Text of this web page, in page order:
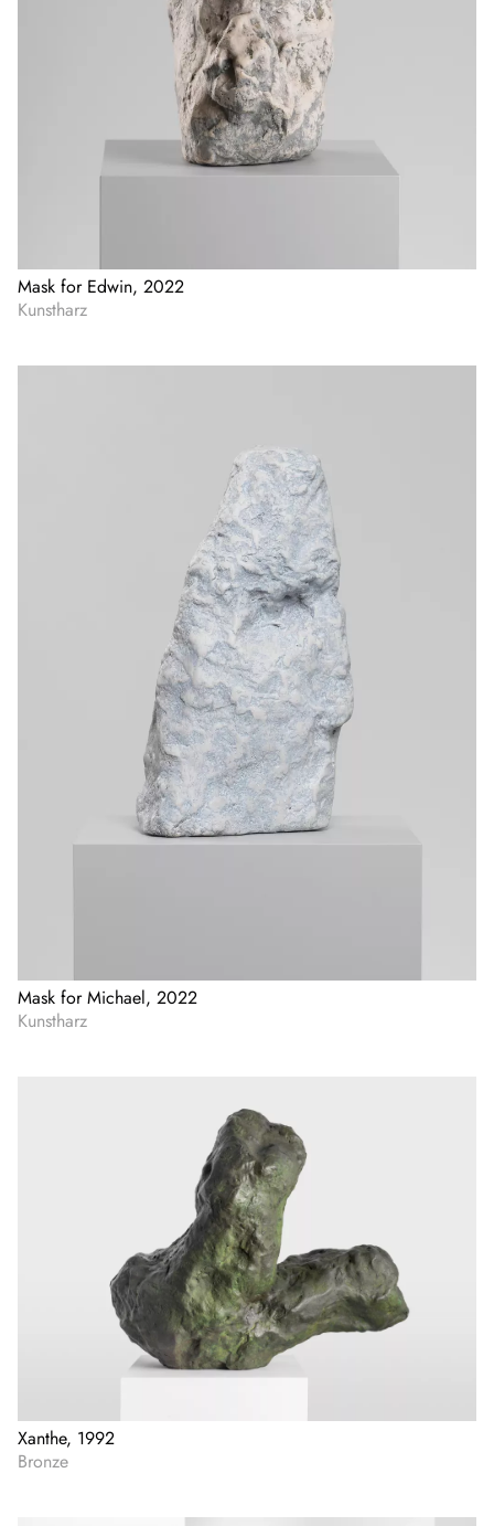
Mask for Edwin, 2022
Kunstharz
Mask for Michael, 2022
Kunstharz
Xanthe, 1992
Bronze